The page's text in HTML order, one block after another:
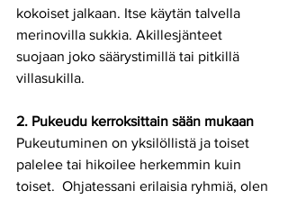
kokoiset jalkaan. Itse käytän talvella
merinovilla sukkia. Akillesjänteet
suojaan joko säärystimillä tai pitkillä
villasukilla.
2. Pukeudu kerroksittain sään mukaan
Pukeutuminen on yksilöllistä ja toiset
palelee tai hikoilee herkemmin kuin
toiset.  Ohjatessani erilaisia ryhmiä, olen